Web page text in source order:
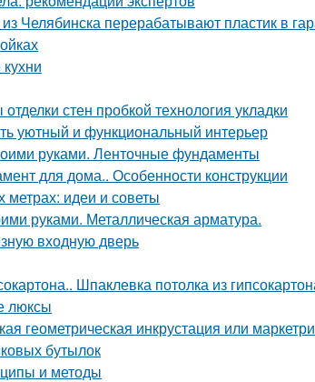
из Челябинска перерабатывают пластик в
стен пробкой технология укладки
уютный и функциональный интерьер
руками. Ленточные фундаменты
для дома.. Особенности конструкции
метрах: идеи и советы
руками. Металлическая арматура.
входную дверь
Шпаклевка потолка из
люксы
геометрическая инкрустация или
бутылок
и методы